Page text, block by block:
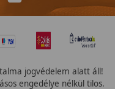
jogvédelem alatt áll!
engedélye nélkül tilos.